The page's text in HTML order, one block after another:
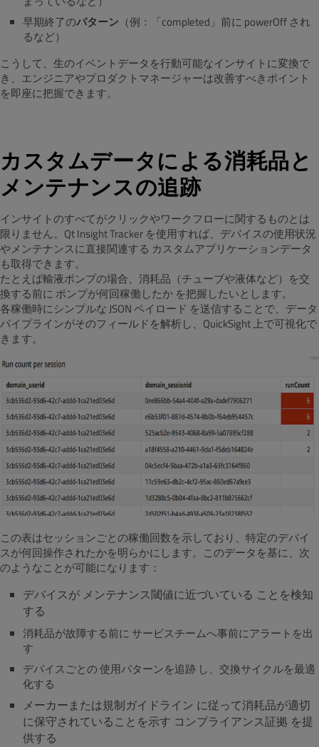
早期終了のパターン （例：「completed」前に powerOff され
るなど）
こうして、 生のイベントデータを行動可能なインサイトに変換で
き、エンジニアやプロダクトマネージャーは改善すべきポイント
を即座に把握できます。
カスタムデータによる消耗品と
メンテナンスの追跡
インサイトのすべてがクリックやワークフローに関するものとは
限りません。Qt Insight Tracker を使用すれば、デバイスの使用状況
やメンテナンスに直接関連する カスタムアプリケーションデータ
も取得できます。
たとえば輸液ポンプの場合、消耗品（チューブや液体など）を交
換する前に ポンプが何回稼働したか を把握したいとします。
各稼働時にシンプルな JSON ペイロード を送信することで、データ
パイプラインがそのフィールドを解析し、QuickSight 上で可視化で
きます。
この表はセッションごとの稼働回数を示しており、特定のデバイ
スが何回操作されたかを明らかにします。このデータを基に、次
のようなことが可能になります：
デバイスが メンテナンス閾値に近づいている ことを検知
する
消耗品が故障する前に サービスチームへ事前にアラートを出
す
デバイスごとの 使用パターンを追跡 し、交換サイクルを最適
化する
メーカーまたは規制ガイドライン に従って消耗品が適切
に保守されていることを示す コンプライアンス証拠 を提
供する